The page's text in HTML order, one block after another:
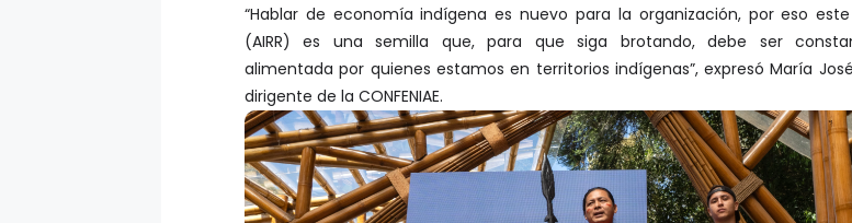
“Hablar de economía indígena es nuevo para la organización, por eso
(AIRR) es una semilla que, para que siga brotando, debe ser
alimentada por quienes estamos en territorios indígenas”, expresó María
dirigente de la CONFENIAE.